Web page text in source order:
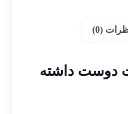
(0)
دوست داشته